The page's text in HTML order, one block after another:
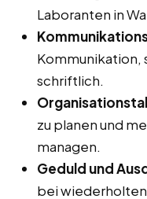
Laboranten in
Kommunikation,
schriftlich.
zu planen und
managen.
Geduld und
bei